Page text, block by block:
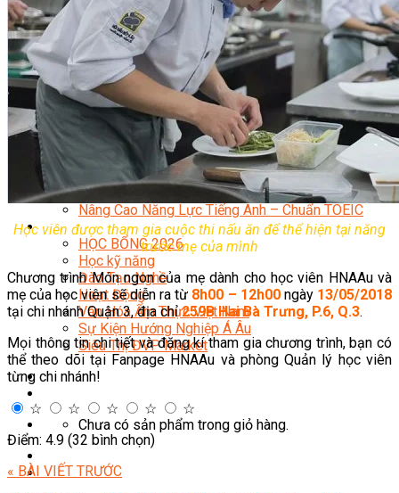
Quản Lý Kinh Doanh Nhà Hàng Và Dịch Vụ Ăn Uống
Hướng Dẫn Du Lịch
Quản Trị Lữ Hành
Marketing
Tạo Mẫu Và Chăm Sóc Sắc Đẹp
Truyền Thông Đa Phương Tiện
Công Nghệ Thông Tin
An Ninh Mạng
Thiết Kế Đồ Họa
Âm Nhạc
Điện Công Nghiệp Và Dân Dụng
Văn Hóa Phổ Thông
Nâng Cao Năng Lực Tiếng Anh – Chuẩn TOEIC
Tin Tức
HỌC BỔNG 2026
Học kỹ năng
Đào Tạo Nghề
Hoạt Động
Văn Hóa Ẩm Thực Việt Nam
Sự Kiện Hướng Nghiệp Á Âu
Siêu Thị ĐVP Market
Chưa có sản phẩm trong giỏ hàng.
Học viên được tham gia cuộc thi nấu ăn để thể hiện tại năng
trước mẹ của mình
Chương trình Món ngon của mẹ dành cho học viên HNAAu và
mẹ của học viên sẽ diễn ra từ 8h00 – 12h00ngày 13/05/2018
tại chi nhánh Quận 3, địa chỉ259B Hai Bà Trưng, P.6, Q.3.
Mọi thông tin chi tiết và đăng kí tham gia chương trình, bạn có
thể theo dõi tại Fanpage HNAAu và phòng Quản lý học viên
từng chi nhánh!
☆
☆ ☆ ☆
☆
Điểm: 4.9 (32 bình chọn)
« BÀI VIẾT TRƯỚC